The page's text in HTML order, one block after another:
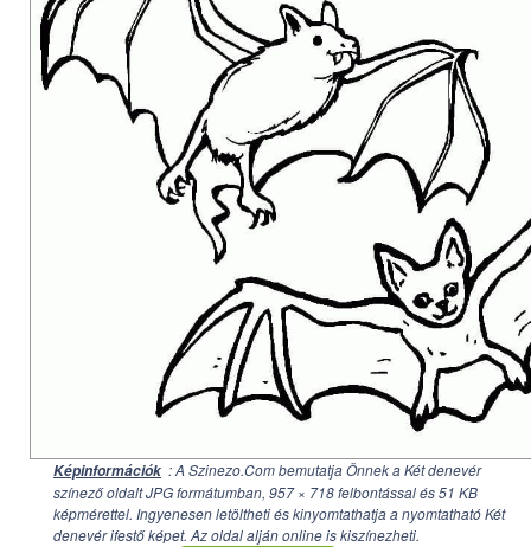
Képinformációk : A Szinezo.Com bemutatja Önnek a Két denevér
színező oldalt JPG formátumban, 957 × 718felbontással és 51 KB
képmérettel. Ingyenesen letöltheti és kinyomtathatja a nyomtatható Két
denevér ifestő képet. Az oldal alján online is kiszínezheti.